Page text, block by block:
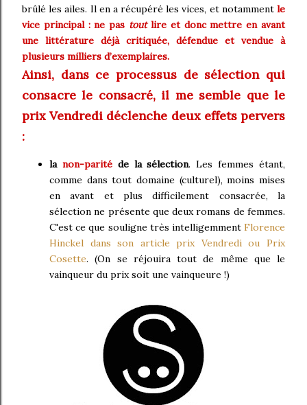
brûlé les ailes. Il en a récupéré les vices, et notamment le
vice principal : ne pas toutlire et donc mettre en avant
une littérature déjà critiquée, défendue et vendue à
plusieurs milliers d’exemplaires.
Ainsi, dans ce processus de sélection qui
consacre le consacré, il me semble que le
prix Vendredi déclenche deux effets pervers
:
la non-paritéde la sélection. Les femmes étant,
comme dans tout domaine (culturel), moins mises
en avant et plus difficilement consacrée, la
sélection ne présente que deux romans de femmes.
C'est ce que souligne très intelligemment Florence
Hinckel dans son article prix Vendredi ou Prix
Cosette. (On se réjouira tout de même que le
vainqueur du prix soit une vainqueure !)